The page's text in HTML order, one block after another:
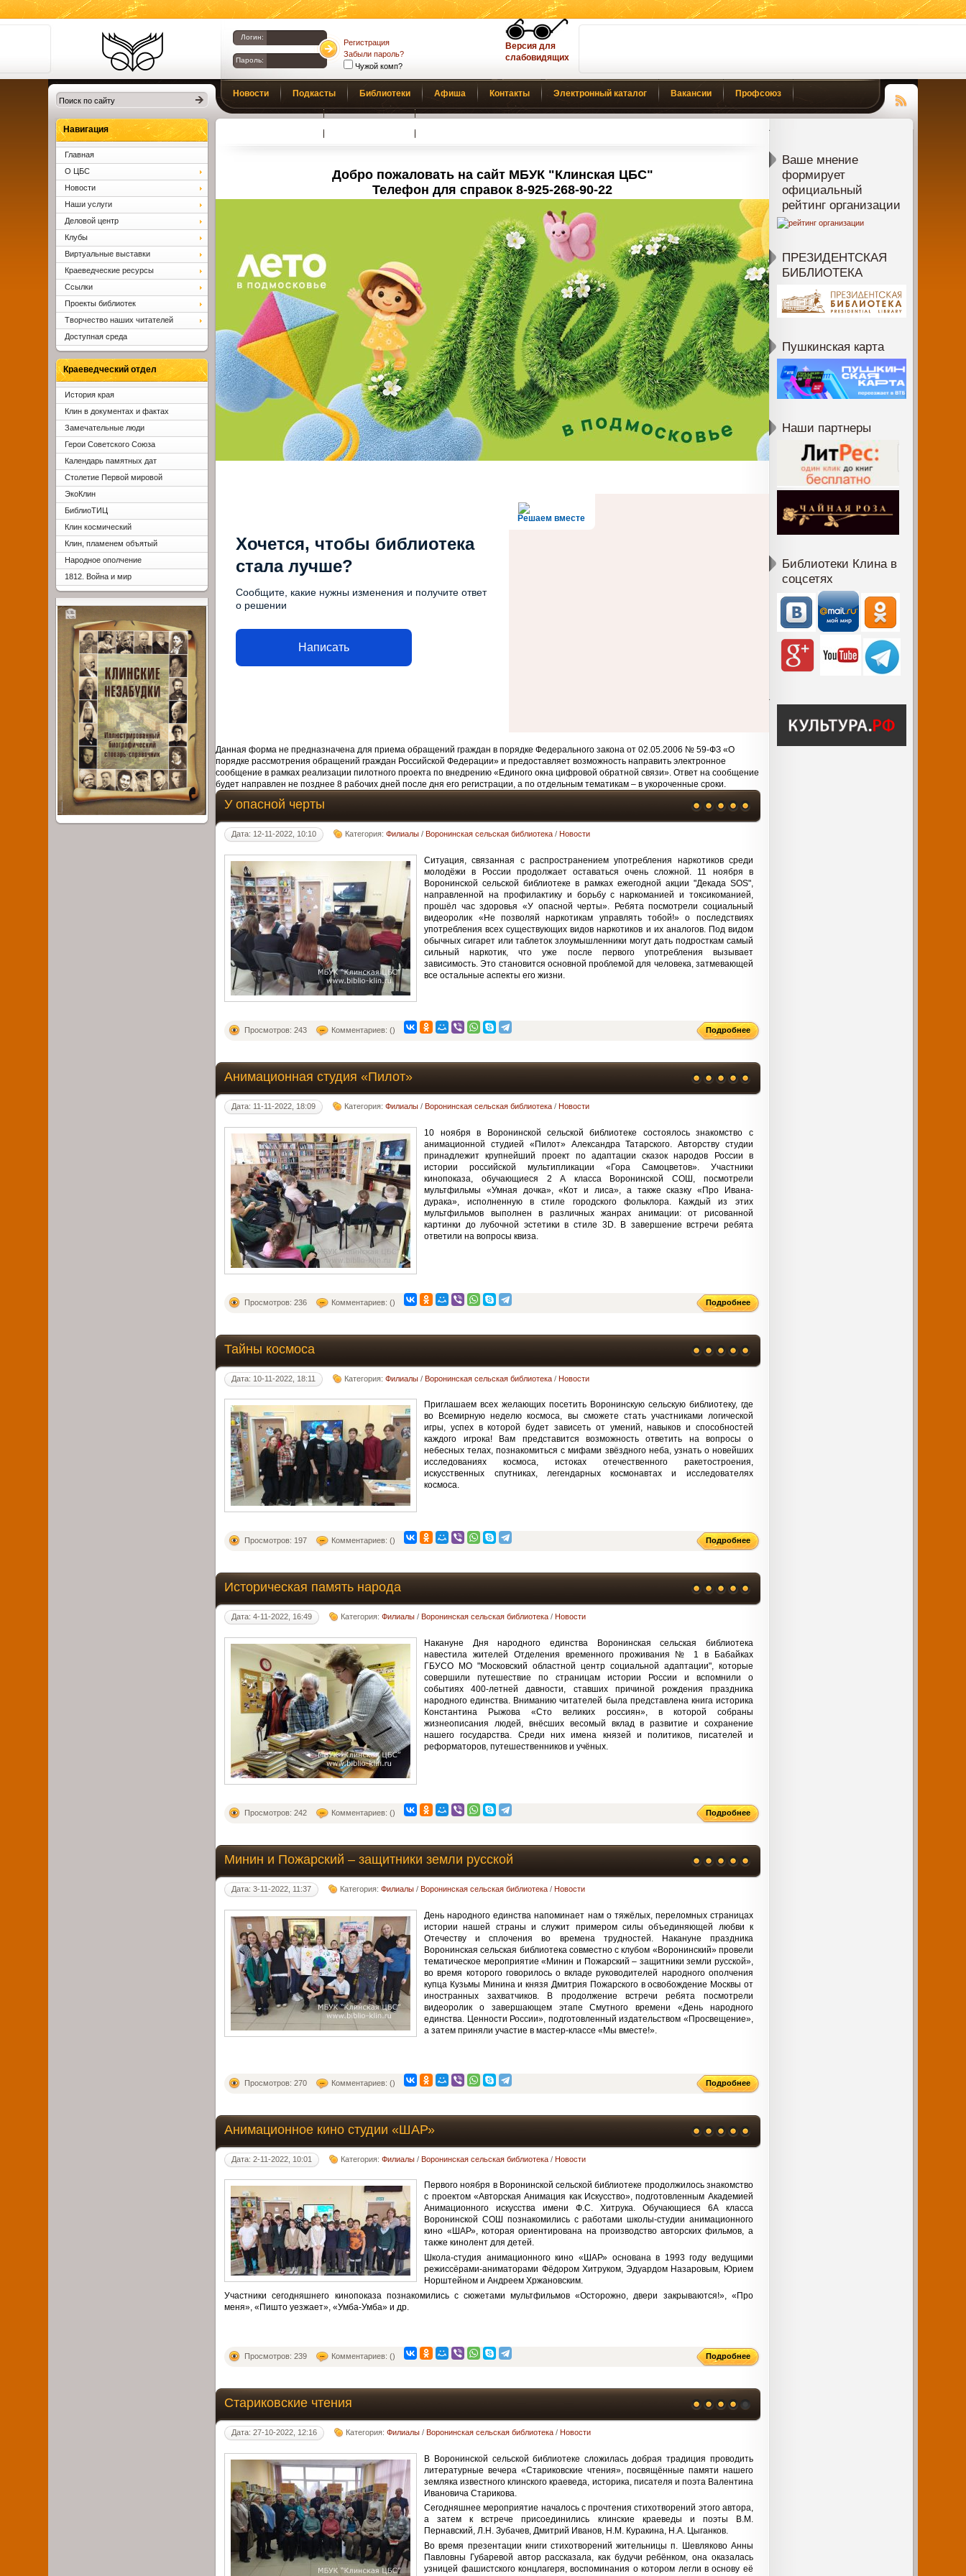
Библиотеки
Клина. Клинская
ЦБС.
Логин:
Пароль:
Регистрация
Забыли пароль?
Чужой комп?
Версия для
слабовидящих
Новости Подкасты Библиотеки Афиша Контакты Электронный каталог Вакансии Профсоюз
Чтение
Добро пожаловать на сайт МБУК "Клинская ЦБС"
Телефон для справок 8-925-268-90-22
Решаем вместе
Хочется, чтобы библиотека
стала лучше?
Сообщите, какие нужны изменения и получите ответ
о решении
Написать
Данная форма не предназначена для приема обращений граждан в порядке Федерального закона от 02.05.2006 № 59-ФЗ «О
порядке рассмотрения обращений граждан Российской Федерации» и предоставляет возможность направить электронное
сообщение в рамках реализации пилотного проекта по внедрению «Единого окна цифровой обратной связи». Ответ на сообщение
будет направлен не позднее 8 рабочих дней после дня его регистрации, а по отдельным тематикам – в укороченные сроки.
У опасной черты
Дата: 12-11-2022, 10:10 Категория:Филиалы /Воронинская сельская библиотека /Новости
Ситуация, связанная с распространением употребления наркотиков среди
молодёжи в России продолжает оставаться очень сложной. 11 ноября в
Воронинской сельской библиотеке в рамках ежегодной акции "Декада SOS",
направленной на профилактику и борьбу с наркоманией и токсикоманией,
прошёл час здоровья «У опасной черты». Ребята посмотрели социальный
видеоролик «Не позволяй наркотикам управлять тобой!» о последствиях
употребления всех существующих видов наркотиков и их аналогов. Под видом
обычных сигарет или таблеток злоумышленники могут дать подросткам самый
сильный наркотик, что уже после первого употребления вызывает
зависимость. Это становится основной проблемой для человека, затмевающей
все остальные аспекты его жизни.
Подробнее
Просмотров: 243 Комментариев: ()
Анимационная студия «Пилот»
Дата: 11-11-2022, 18:09 Категория:Филиалы /Воронинская сельская библиотека /Новости
10 ноября в Воронинской сельской библиотеке состоялось знакомство с
анимационной студией «Пилот» Александра Татарского. Авторству студии
принадлежит крупнейший проект по адаптации сказок народов России в
истории российской мультипликации «Гора Самоцветов». Участники
кинопоказа, обучающиеся 2 А класса Воронинской СОШ, посмотрели
мультфильмы «Умная дочка», «Кот и лиса», а также сказку «Про Ивана-
дурака», исполненную в стиле городского фольклора. Каждый из этих
мультфильмов выполнен в различных жанрах анимации: от рисованной
картинки до лубочной эстетики в стиле 3D. В завершение встречи ребята
ответили на вопросы квиза.
Подробнее
Просмотров: 236 Комментариев: ()
Тайны космоса
Дата: 10-11-2022, 18:11 Категория:Филиалы /Воронинская сельская библиотека /Новости
Приглашаем всех желающих посетить Воронинскую сельскую библиотеку, где
во Всемирную неделю космоса, вы сможете стать участниками логической
игры, успех в которой будет зависеть от умений, навыков и способностей
каждого игрока! Вам представится возможность ответить на вопросы о
небесных телах, познакомиться с мифами звёздного неба, узнать о новейших
исследованиях космоса, истоках отечественного ракетостроения,
искусственных спутниках, легендарных космонавтах и исследователях
космоса.
Подробнее
Просмотров: 197 Комментариев: ()
Историческая память народа
Дата: 4-11-2022, 16:49 Категория:Филиалы / Воронинская сельская библиотека / Новости
Накануне Дня народного единства Воронинская сельская библиотека
навестила жителей Отделения временного проживания № 1 в Бабайках
ГБУСО МО "Московский областной центр социальной адаптации", которые
совершили путешествие по страницам истории России и вспомнили о
событиях 400-летней давности, ставших причиной рождения праздника
народного единства. Вниманию читателей была представлена книга историка
Константина Рыжова «Сто великих россиян», в которой собраны
жизнеописания людей, внёсших весомый вклад в развитие и сохранение
нашего государства. Среди них имена князей и политиков, писателей и
реформаторов, путешественников и учёных.
Подробнее
Просмотров: 242 Комментариев: ()
Минин и Пожарский – защитники земли русской
Дата: 3-11-2022, 11:37 Категория:Филиалы /Воронинская сельская библиотека /Новости
День народного единства напоминает нам о тяжёлых, переломных страницах
истории нашей страны и служит примером силы объединяющей любви к
Отечеству и сплочения во времена трудностей. Накануне праздника
Воронинская сельская библиотека совместно с клубом «Воронинский» провели
тематическое мероприятие «Минин и Пожарский – защитники земли русской»,
во время которого говорилось о вкладе руководителей народного ополчения
купца Кузьмы Минина и князя Дмитрия Пожарского в освобождение Москвы от
иностранных захватчиков. В продолжение встречи ребята посмотрели
видеоролик о завершающем этапе Смутного времени «День народного
единства. Ценности России», подготовленный издательством «Просвещение»,
а затем приняли участие в мастер-классе «Мы вместе!».
Подробнее
Просмотров: 270 Комментариев: ()
Анимационное кино студии «ШАР»
Дата: 2-11-2022, 10:01 Категория:Филиалы /Воронинская сельская библиотека /Новости
Первого ноября в Воронинской сельской библиотеке продолжилось знакомство
с проектом «Авторская Анимация как Искусство», подготовленным Академией
Анимационного искусства имени Ф.С. Хитрука. Обучающиеся 6А класса
Воронинской СОШ познакомились с работами школы-студии анимационного
кино «ШАР», которая ориентирована на производство авторских фильмов, а
также кинолент для детей.
Школа-студия анимационного кино «ШАР» основана в 1993 году ведущими
режиссёрами-аниматорами Фёдором Хитруком, Эдуардом Назаровым, Юрием
Норштейном и Андреем Хржановским.
Участники сегодняшнего кинопоказа познакомились с сюжетами мультфильмов «Осторожно, двери закрываются!», «Про
меня», «Пишто уезжает», «Умба-Умба» и др.
Подробнее
Просмотров: 239 Комментариев: ()
Стариковские чтения
Дата: 27-10-2022, 12:16 Категория:Филиалы /Воронинская сельская библиотека /Новости
В Воронинской сельской библиотеке сложилась добрая традиция проводить
литературные вечера «Стариковские чтения», посвящённые памяти нашего
земляка известного клинского краеведа, историка, писателя и поэта Валентина
Ивановича Старикова.
Сегодняшнее мероприятие началось с прочтения стихотворений этого автора,
а затем к встрече присоединились клинские краеведы и поэты В.М.
Пернавский, Л.Н. Зубачев, Дмитрий Иванов, Н.М. Куракина, Н.А. Цыганков.
Во время презентации книги стихотворений жительницы п. Шевляково Анны
Павловны Губаревой автор рассказала, как будучи ребёнком, она оказалась
узницей фашистского концлагеря, воспоминания о котором легли в основу её
Ваше мнение
формирует
официальный
рейтинг организации
ПРЕЗИДЕНТСКАЯ
БИБЛИОТЕКА
Пушкинская карта
Наши партнеры
Библиотеки Клина в
соцсетях
Навигация
Главная
О ЦБС
Новости
Наши услуги
Деловой центр
Клубы
Виртуальные выставки
Краеведческие ресурсы
Ссылки
Проекты библиотек
Творчество наших читателей
Доступная среда
Краеведческий отдел
История края
Клин в документах и фактах
Замечательные люди
Герои Советского Союза
Календарь памятных дат
Столетие Первой мировой
ЭкоКлин
БиблиоТИЦ
Клин космический
Клин, пламенем объятый
Народное ополчение
1812. Война и мир